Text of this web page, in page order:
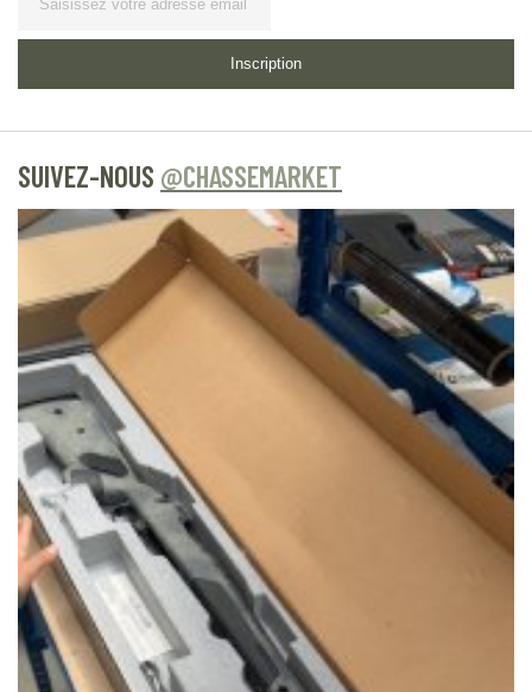
Inscription
SUIVEZ-NOUS @CHASSEMARKET